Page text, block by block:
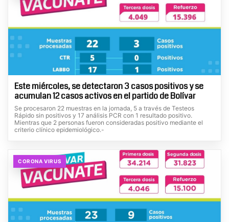
Este miércoles, se detectaron 3 casos positivos y se
acumulan 12 casos activos en el partido de Bolívar
Se procesaron 22 muestras en la jornada, 5 a través de Testeos
Rápido sin positivos y 17 análisis PCR con 1 resultado positivo.
Mientras que 2 personas fueron consideradas positivo mediante el
criterio clínico epidemiológico.-
CORONA VIRUS